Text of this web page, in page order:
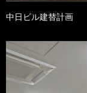
中日ビル建替計画